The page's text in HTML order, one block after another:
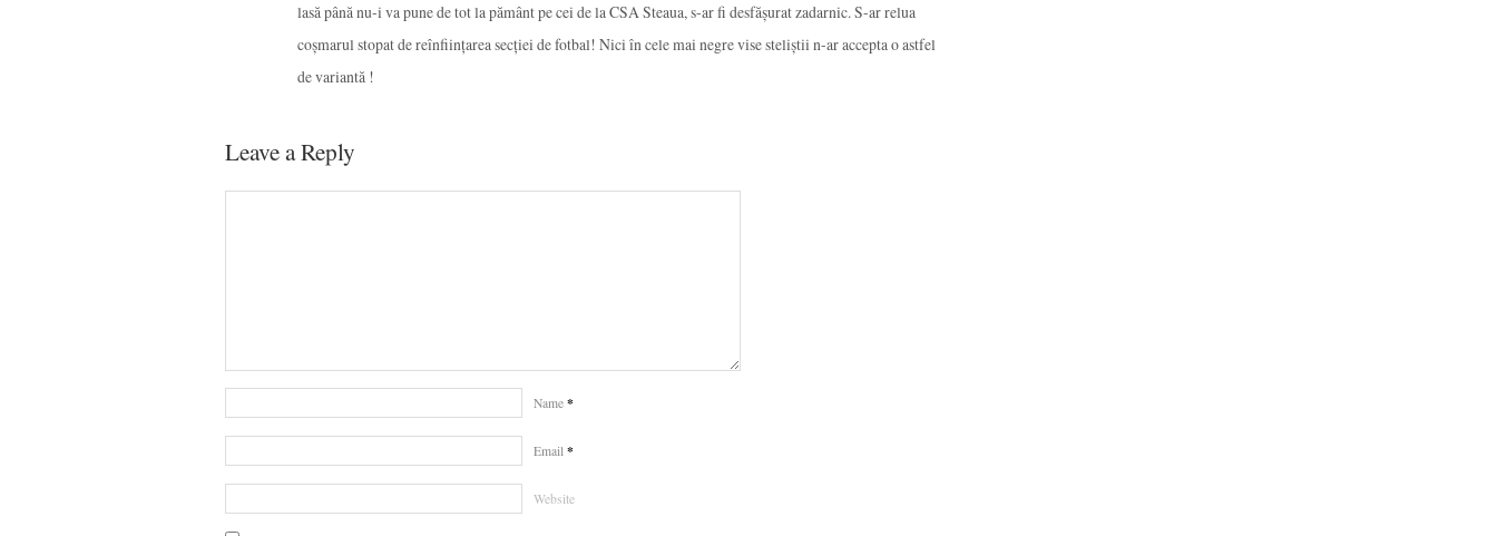
lasă până nu-i va pune de tot la pământ pe cei de la CSA Steaua, s-ar fi desfășurat zadarnic. S-ar relua
coșmarul stopat de reînființarea secției de fotbal! Nici în cele mai negre vise steliștii n-ar accepta o astfel
de variantă !
Leave a Reply
Name *
Email *
Website